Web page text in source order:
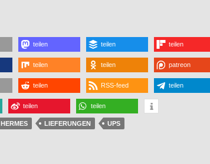
teilen teilen teilen
teilen teilen patreon
teilen RSS-feed teilen
teilen teilen
HERMES LIEFERUNGEN UPS